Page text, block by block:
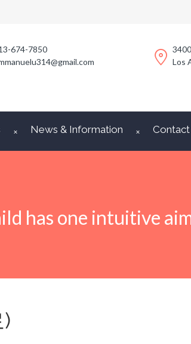
674-7850
Los
News & Information Contact
has one intuitive